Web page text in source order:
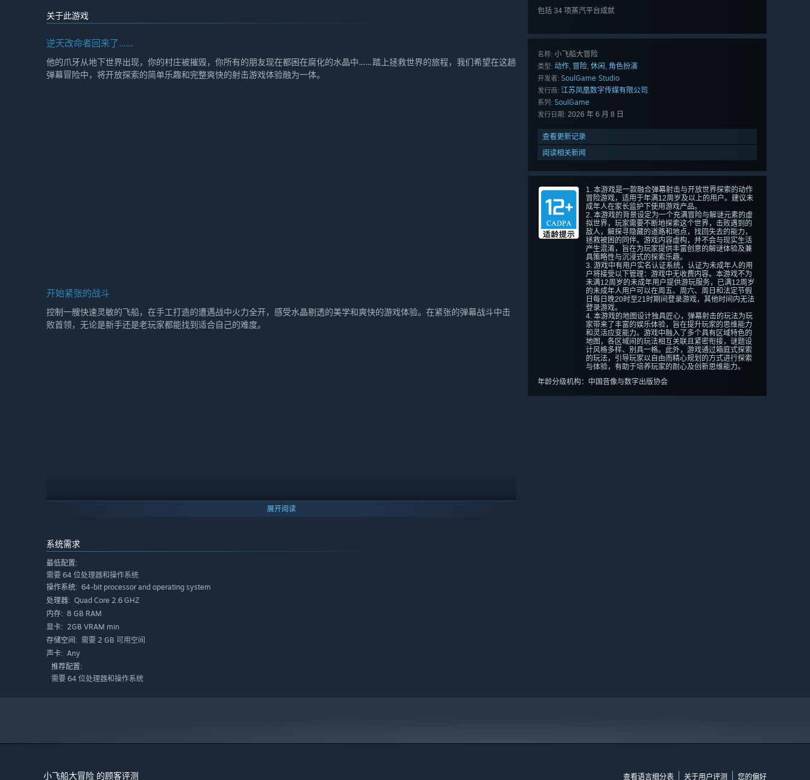
包括 34 项蒸汽平台成就
名称: 小飞船大冒险
类型: 动作, 冒险, 休闲, 角色扮演
开发者: SoulGame Studio
发行商: 江苏凤凰数字传媒有限公司
系列: SoulGame
发行日期: 2026 年 6 月 8 日
查看更新记录
阅读相关新闻
1. 本游戏是一款融合弹幕射击与开放世界探索的动作
冒险游戏，适用于年满12周岁及以上的用户。建议未
成年人在家长监护下使用游戏产品。
2. 本游戏的背景设定为一个充满冒险与解谜元素的虚
拟世界，玩家需要不断地探索这个世界，击败遇到的
敌人，解探寻隐藏的道路和地点，找回失去的能力，
拯救被困的同伴。游戏内容虚构，并不会与现实生活
产生混淆，旨在为玩家提供丰富创意的解谜体验及兼
具策略性与沉浸式的探索乐趣。
3. 游戏中有用户实名认证系统，认证为未成年人的用
户将接受以下管理：游戏中无收费内容。本游戏不为
未满12周岁的未成年用户提供游玩服务，已满12周岁
的未成年人用户可以在周五、周六、周日和法定节假
日每日晚20时至21时期间登录游戏，其他时间内无法
登录游戏。
4. 本游戏的地图设计独具匠心，弹幕射击的玩法为玩
家带来了丰富的娱乐体验，旨在提升玩家的思维能力
和灵活应变能力。游戏中融入了多个具有区域特色的
地图，各区域间的玩法相互关联且紧密衔接，谜题设
计风格多样、别具一格。此外，游戏通过箱庭式探索
的玩法，引导玩家以自由而精心规划的方式进行探索
与体验，有助于培养玩家的耐心及创新思维能力。
年龄分级机构：中国音像与数字出版协会
关于此游戏
逆天改命者回来了……
他的爪牙从地下世界出现，你的村庄被摧毁，你所有的朋友现在都困在腐化的水晶中……踏上拯救世界的旅程，我们希望在这趟
弹幕冒险中，将开放探索的简单乐趣和完整爽快的射击游戏体验融为一体。
开始紧张的战斗
控制一艘快速灵敏的飞船，在手工打造的遭遇战中火力全开，感受水晶剔透的美学和爽快的游戏体验。在紧张的弹幕战斗中击
败首领，无论是新手还是老玩家都能找到适合自己的难度。
独自冒险
闯进全手动制作的世界，这里有许多相互关联之处可以让你探索。华丽的洞穴、古老的庙宇和沉没的城市，还有其中独有的宝
藏、挑战和秘密都在等待你的探索。
展开阅读
系统需求
最低配置:
需要 64 位处理器和操作系统
操作系统: 64-bit processor and operating system
处理器: Quad Core 2.6 GHZ
内存: 8 GB RAM
显卡: 2GB VRAM min
存储空间: 需要 2 GB 可用空间
声卡: Any
推荐配置:
需要 64 位处理器和操作系统
小飞船大冒险 的顾客评测 查看语言细分表 关于用户评测 您的偏好